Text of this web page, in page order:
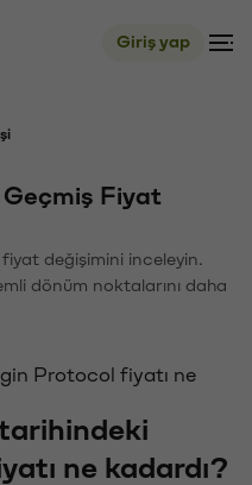
Giriş yap
Fiyat
değişimini inceleyin.
dönüm noktalarını daha
Protocol fiyatı ne
ne kadardı?